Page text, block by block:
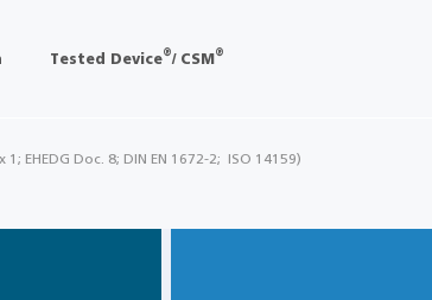
Tested Device®/ CSM ®
EHEDG Doc. 8; DIN EN 1672-2; ISO 14159)